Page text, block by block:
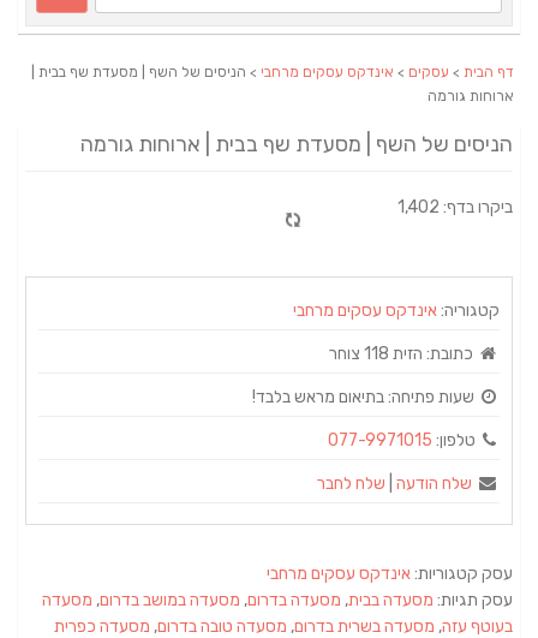
דף הבית > עסקים > אינדקס עסקים מרחבי > הניסים של השף | מסעדת שף בבית |
ארוחות גורמה
הניסים של השף | מסעדת שף בבית | ארוחות גורמה
ביקרו בדף: 1,402
קטגוריה:אינדקס עסקים מרחבי
כתובת: הזית 118 צוחר
שעות פתיחה:בתיאום מראש בלבד!
טלפון: 077-9971015
שלח הודעה שלח לחבר
עסק קטגוריות:אינדקס עסקים מרחבי
עסק תגיות: מסעדה בבית, מסעדה בדרום, מסעדה במושב בדרום, מסעדה
בעוטף עזה, מסעדה בשרית בדרום, מסעדה טובה בדרום, מסעדה כפרית